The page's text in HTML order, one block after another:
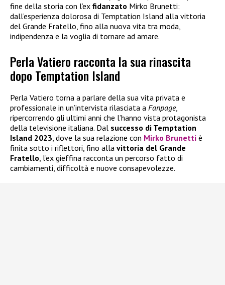
fine della storia con l’ex fidanzato Mirko Brunetti:
dall’esperienza dolorosa di Temptation Island alla vittoria
del Grande Fratello, fino alla nuova vita tra moda,
indipendenza e la voglia di tornare ad amare.
Perla Vatiero racconta la sua rinascita
dopo Temptation Island
Perla Vatiero torna a parlare della sua vita privata e
professionale in un’intervista rilasciata a Fanpage,
ripercorrendo gli ultimi anni che l’hanno vista protagonista
della televisione italiana. Dal successo di Temptation
Island 2023, dove la sua relazione con Mirko Brunetti è
finita sotto i riflettori, fino alla vittoria del Grande
Fratello, l’ex gieffina racconta un percorso fatto di
cambiamenti, difficoltà e nuove consapevolezze.